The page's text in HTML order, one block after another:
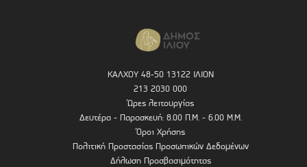
ΚΑΛΧΟΥ 48-50 13122 ΙΛΙΟΝ
213 2030 000
Ώρες λειτουργίας
Δευτέρα - Παρασκευή: 8.00 Π.Μ. - 6.00 Μ.Μ.
Όροι Χρήσης
Πολιτική Προστασίας Προσωπικών Δεδομένων
Δήλωση Προσβασιμότητας